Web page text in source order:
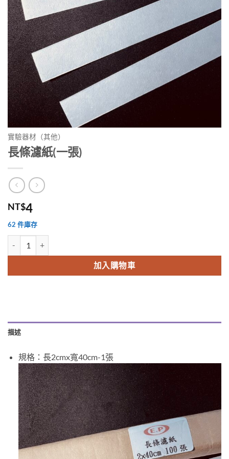
實驗器材（其他）
長條濾紙(一張)
NT$4
62 件庫存
加入購物車
Alternative:
描述
規格：長2cmx寬40cm-1張